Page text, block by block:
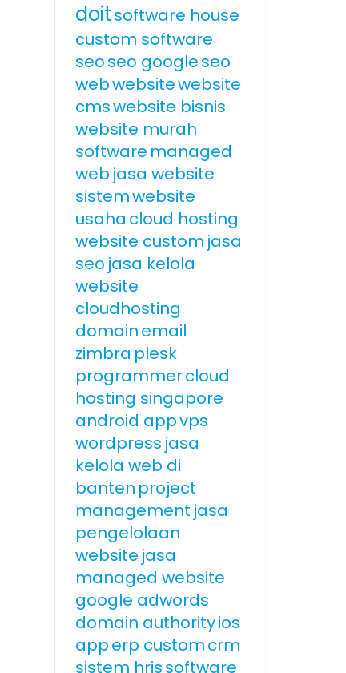
doitsoftware house
custom software
seoseo googleseo
webwebsitewebsite
cmswebsite bisnis
website murah
software managed
web jasa website
sistemwebsite
usaha cloud hosting
website custom jasa
seo jasa kelola
website
cloudhosting
domainemail
zimbra plesk
programmercloud
hosting singapore
android appvps
wordpress jasa
kelola web di
banten project
management jasa
pengelolaan
website jasa
managed website
google adwords
domain authorityios
apperp customcrm
sistem hrissoftware